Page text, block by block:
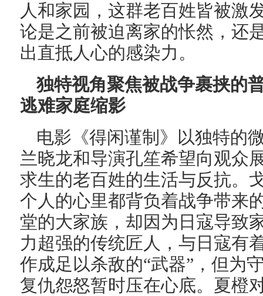
人和家园，这群老百姓皆被激
论是之前被迫离家的怅然，还
出直抵人心的感染力。
独特视角聚焦被战争裹挟的
逃难家庭缩影
电影《得闲谨制》以独特的
兰晓龙和导演孔笙希望向观众
求生的老百姓的生活与反抗。
个人的心里都背负着战争带来
堂的大家族，却因为日寇导致
力超强的传统匠人，与日寇有
作成足以杀敌的“武器”，但为
复仇怨怒暂时压在心底。夏橙